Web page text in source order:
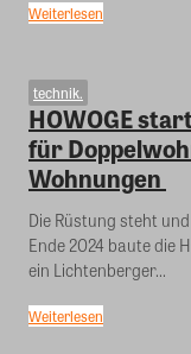
Weiterlesen
technik.
HOWOGE
für
Wohnungen
Die Rüstung steht
Ende 2024 baute die
ein Lichtenberger...
Weiterlesen